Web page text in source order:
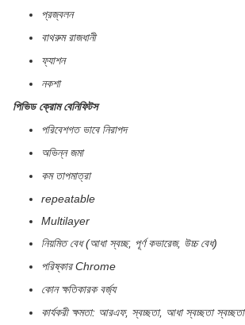
প্রজ্বলন
বাথরুম রাজধানী
ফ্যাশন
নকশা
পিভিড ক্রোম বেনিফিটস
পরিবেশগত ভাবে নিরাপদ
অভিন্ন জমা
কম তাপমাত্রা
repeatable
Multilayer
নিয়মিত বেধ (আধা স্বচ্ছ, পূর্ণ কভারেজ, উচ্চ বেধ)
পরিষ্কার Chrome
কোন ক্ষতিকারক বর্জ্য
কার্যকরী ক্ষমতা: আরএফ, স্বচ্ছতা, আধা স্বচ্ছতা স্বচ্ছতা